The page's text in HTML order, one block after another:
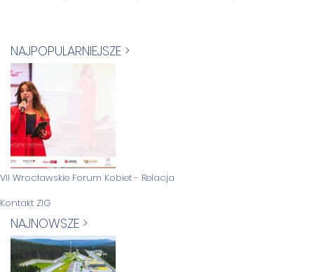
NAJPOPULARNIEJSZE >
VII Wrocławskie Forum Kobiet - Relacja
Kontakt ZIG
NAJNOWSZE >